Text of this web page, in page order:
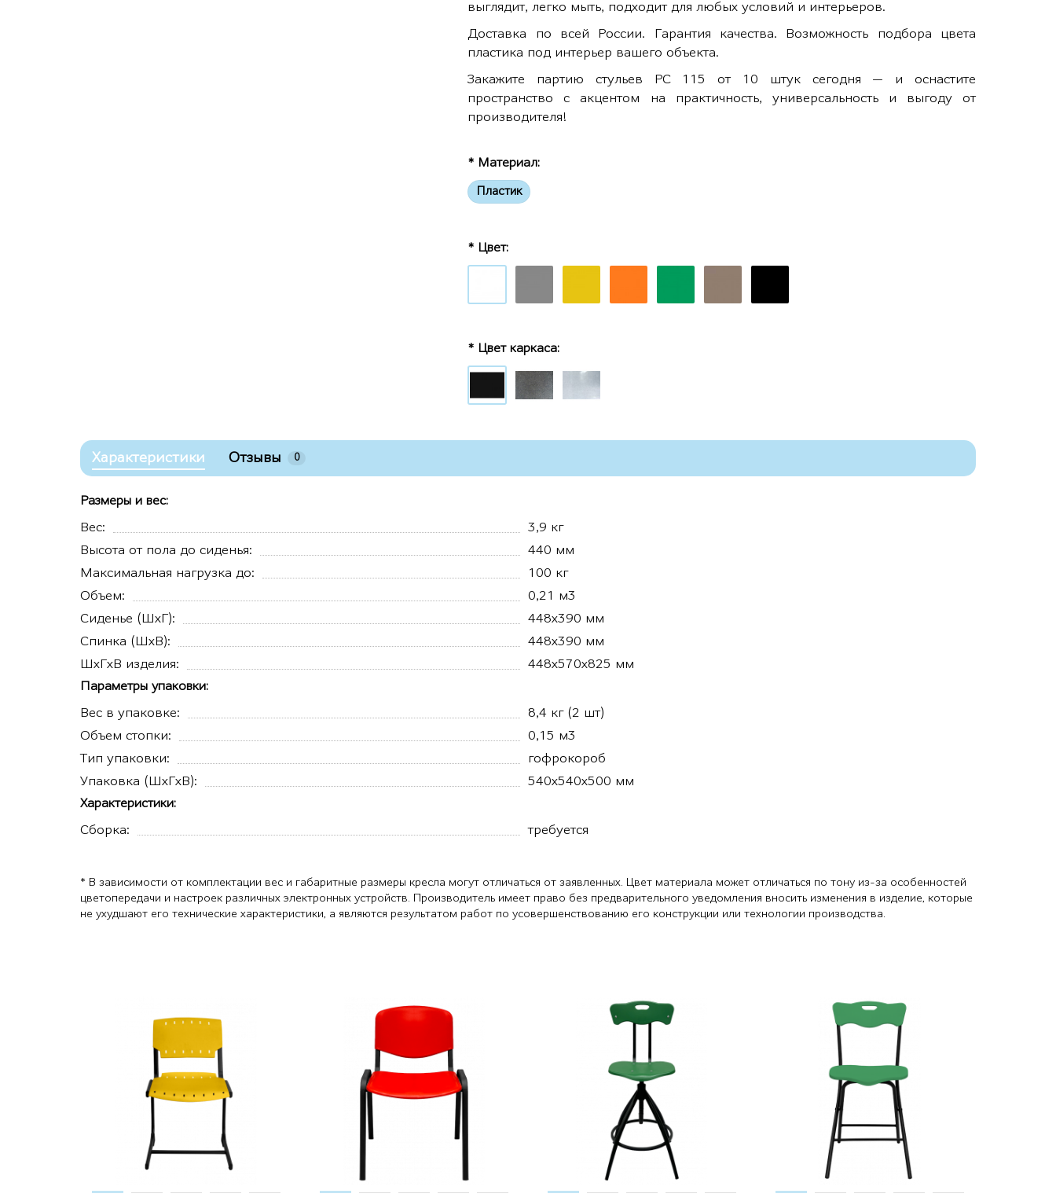
выглядит, легко мыть, подходит для любых условий и интерьеров.
Доставка по всей России. Гарантия качества. Возможность подбора цвета
пластика под интерьер вашего объекта.
Закажите партию стульев РС 115 от 10 штук сегодня — и оснастите
пространство с акцентом на практичность, универсальность и выгоду от
производителя!
* Материал:
Пластик
* Цвет:
* Цвет каркаса:
Характеристики Отзывы 0
Размеры и вес:
Вес:
3,9 кг
Высота от пола до сиденья:
440 мм
Максимальная нагрузка до:
100 кг
Объем:
0,21 м3
Сиденье (ШхГ):
448х390 мм
Спинка (ШхВ):
448х390 мм
ШхГхВ изделия:
448х570х825 мм
Параметры упаковки:
Вес в упаковке:
8,4 кг (2 шт)
Объем стопки:
0,15 м3
Тип упаковки:
гофрокороб
Упаковка (ШхГхВ):
540х540х500 мм
Характеристики:
Сборка: требуется
* В зависимости от комплектации вес и габаритные размеры кресла могут отличаться от заявленных. Цвет материала может отличаться по тону из-за особенностей
цветопередачи и настроек различных электронных устройств. Производитель имеет право без предварительного уведомления вносить изменения в изделие, которые
не ухудшают его технические характеристики, а являются результатом работ по усовершенствованию его конструкции или технологии производства.